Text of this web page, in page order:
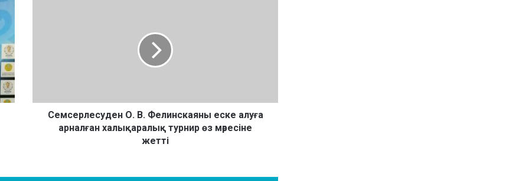
с
.
Семсерлесуден О. В. Фелинскаяны еске алуға
арналған халықаралық турнир өз мәресіне
жетті